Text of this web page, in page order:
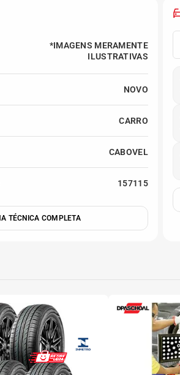
*IMAGENS MERAMENTE
ILUSTRATIVAS
NOVO
CARRO
CABOVEL
157115
TÉCNICA COMPLETA